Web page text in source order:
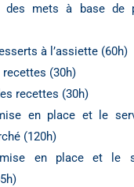
des mets à base de
à l’assiette (60h)
(30h)
recettes (30h)
en place et le
(120h)
en place et le